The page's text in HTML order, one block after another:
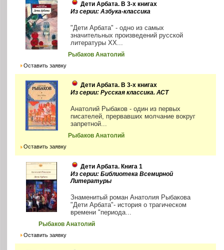
Дети Арбата. В 3-х книгах
Из серии: Азбука-классика
"Дети Арбата" - одно из самых
значительных произведений русской
литературы ХХ...
Рыбаков Анатолий
Оставить заявку
Дети Арбата. В 3-х книгах
Из серии: Русская классика. АСТ
Анатолий Рыбаков - один из первых
писателей, прервавших молчание вокруг
запретной...
Рыбаков Анатолий
Оставить заявку
Дети Арбата. Книга 1
Из серии: Библиотека Всемирной
Литературы
Знаменитый роман Анатолия Рыбакова
"Дети Арбата"- история о трагическом
времени "периода...
Рыбаков Анатолий
Оставить заявку